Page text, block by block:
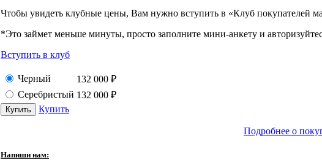
Чтобы увидеть клубные цены, Вам нужно вступить в «Клуб покупателей
*Это займет меньше минуты, просто заполните мини-анкету и
Вступить в клуб
Черный 132 000 ₽
Серебристый 132 000 ₽
Купить
Подробнее о
Напиши нам: